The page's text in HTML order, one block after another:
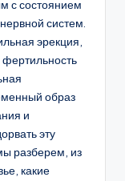
с состоянием
систем.
эрекция,
образ
и
эту
разберем, из
какие